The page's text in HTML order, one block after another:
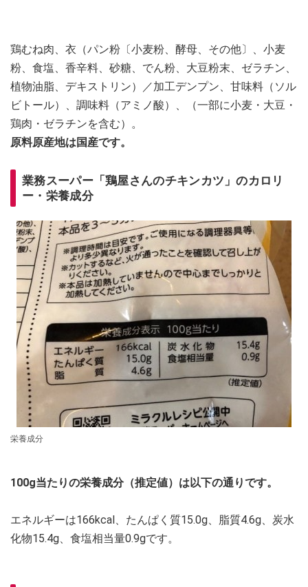
鶏むね肉、衣（パン粉〔小麦粉、酵母、その他〕、小麦
粉、食塩、香辛料、砂糖、でん粉、大豆粉末、ゼラチン、
植物油脂、デキストリン）／加工デンプン、甘味料（ソル
ビトール）、調味料（アミノ酸）、（一部に小麦・大豆・
鶏肉・ゼラチンを含む）。
原料原産地は国産です。
業務スーパー「鶏屋さんのチキンカツ」のカロリ
ー・栄養成分
栄養成分
100g当たりの栄養成分（推定値）は以下の通りです。
エネルギーは166kcal、たんぱく質15.0g、脂質4.6g、炭水
化物15.4g、食塩相当量0.9gです。